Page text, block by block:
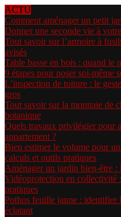
ACTU
Comment aménager un petit
Donner une seconde vie à
Tout savoir sur l’armoire à
avisés
Table basse en bois : quand le
9 étapes pour poser soi-même
L’inspection de toiture : le
gros
Tout savoir sur la monnaie de
botanique
Quels travaux privilégier pour
appartement ?
Bien estimer le volume pour
calculs et outils pratiques
Aménager un jardin bien-être
Vidéoprotection en collectivité
pratiques
Pothos feuille jaune : identifier
éclatant